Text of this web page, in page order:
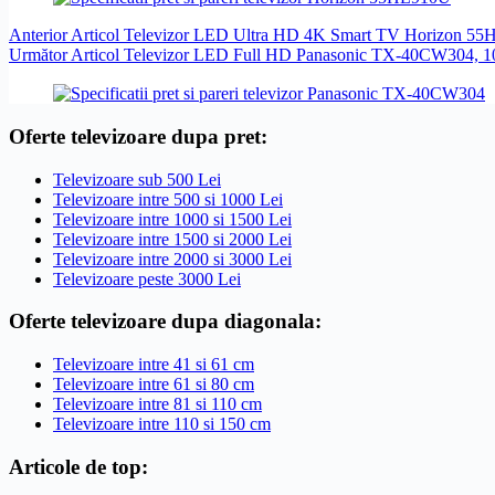
AnteriorArticol Televizor LED Ultra HD 4K Smart TV Horizon
UrmătorArticol Televizor LED Full HD Panasonic TX-40CW304,
Oferte televizoare dupa pret:
Televizoare sub 500 Lei
Televizoare intre 500 si 1000 Lei
Televizoare intre 1000 si 1500 Lei
Televizoare intre 1500 si 2000 Lei
Televizoare intre 2000 si 3000 Lei
Televizoare peste 3000 Lei
Oferte televizoare dupa diagonala:
Televizoare intre 41 si 61 cm
Televizoare intre 61 si 80 cm
Televizoare intre 81 si 110 cm
Televizoare intre 110 si 150 cm
Articole de top: